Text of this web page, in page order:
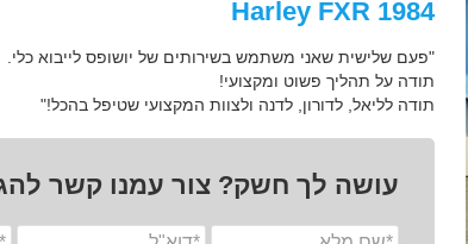
1984 Harley FXR
"פעם שלישית שאני משתמש בשירותים של יושופס לייבוא כלי.
תודה על תהליך פשוט ומקצועי!
תודה לליאל, לדורון, לדנה ולצוות המקצועי שטיפל בהכל!"
עושה לך חשק? צור עמנו קשר